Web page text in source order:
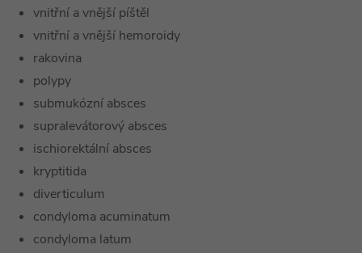
vnitřní a vnější píštěl
vnitřní a vnější hemoroidy
rakovina
polypy
submukózní absces
supralevátorový absces
ischiorektální absces
kryptitida
diverticulum
condyloma acuminatum
condyloma latum